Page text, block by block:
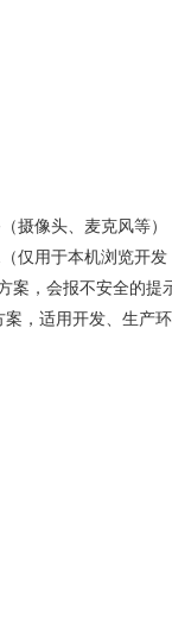
摄像头、麦克风等
仅用于本机浏览开
案，会报不安全的提
案，适用开发、生产